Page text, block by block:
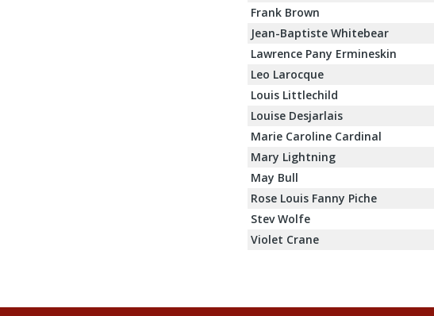
Frank Brown
Jean-Baptiste Whitebear
Lawrence Pany Ermineskin
Leo Larocque
Louis Littlechild
Louise Desjarlais
Marie Caroline Cardinal
Mary Lightning
May Bull
Rose Louis Fanny Piche
Stev Wolfe
Violet Crane